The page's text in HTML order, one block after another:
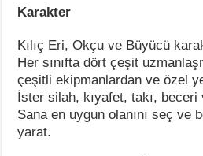
Karakter
Kılıç Eri, Okçu ve Büyücü
Her sınıfta dört çeşit
çeşitli ekipmanlardan ve özel
İster silah, kıyafet, takı,
Sana en uygun olanını seç ve
yarat.